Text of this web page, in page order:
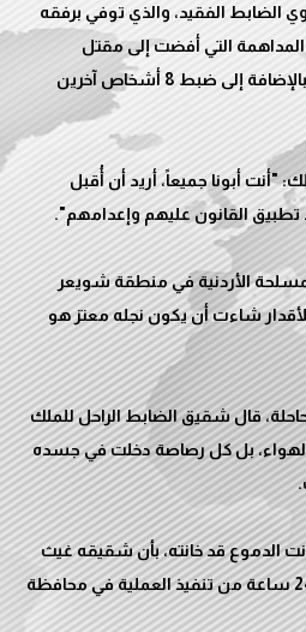
الضابط الفقيد، والذي توفي برفقه
التي أفضت إلى مقتل
المتورط بجريمة قتل الضابط بالإضافة إلى ضبط 8 أشخاص آخرين
"أنت أبونا جميعاً، أريد أن أُقبل
الأردنية في منطقة شويعر
شاءت أن يكون نجله معتز هو
قال شقيق الضابط الراحل للملك
بل كل رصاصة دخلت في جسده
الدموع قد خانته، بأن شقيقه غيث
أبلغه بأنه سيستشهد قبل 24 ساعة من تنفيذ العملية في محافظة